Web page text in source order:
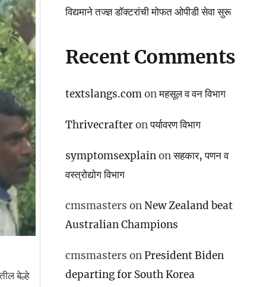
बेल्हे
विद्यमाने तज्ज्ञ डॉक्टरांची मोफत ओपीडी सेवा सुरू
Recent Comments
textslangs.comonमहसूल व वन विभाग
Thrivecrafteronपर्यावरण विभाग
symptomsexplainonसहकार, पणन व
वस्‍त्रोद्योग विभाग
cmsmasters onNew Zealand beat
Australian Champions
cmsmasters onPresident Biden
departing for South Korea